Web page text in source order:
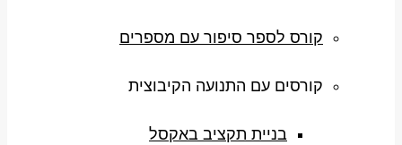
קורס לספר סיפור עם מספרים
קורסים עם התנועה הקיבוצית
בניית תקציב באקסל